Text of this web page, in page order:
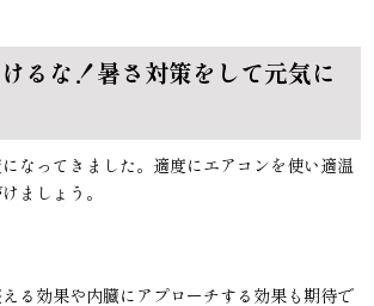
るな！暑さ対策をして元気に
なってきました。適度にエアコンを使い適温
ましょう。
る効果や内臓にアプローチする効果も期待で